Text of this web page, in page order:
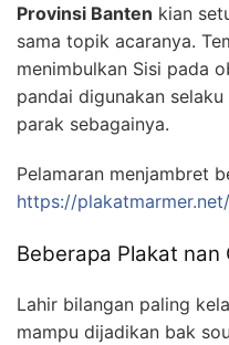
Provinsi Banten kian
sama topik acaranya.
menimbulkan Sisi pada
pandai digunakan
parak sebagainya.
Pelamaran menjambret
https://plakatmarmer.net/
Beberapa Plakat nan
Lahir bilangan paling
mampu dijadikan bak